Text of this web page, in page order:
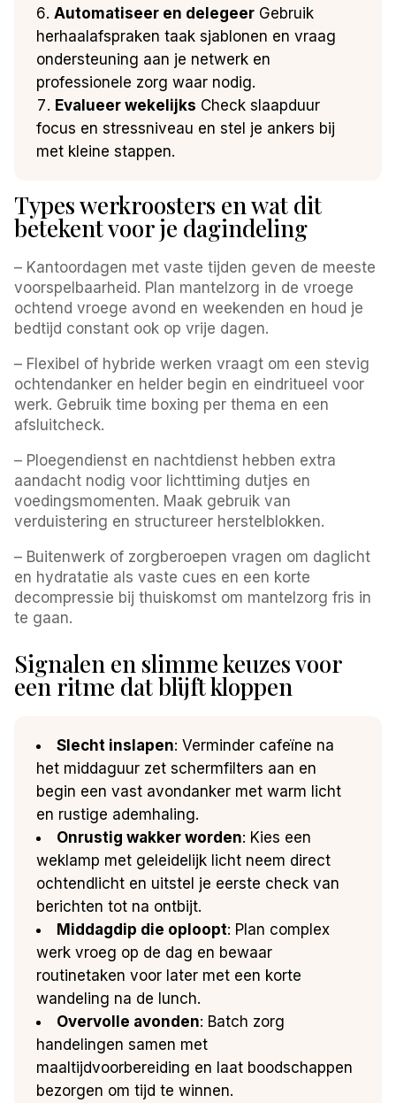
Automatiseer en delegeer Gebruik
herhaalafspraken taak sjablonen en vraag
ondersteuning aan je netwerk en
professionele zorg waar nodig.
Evalueer wekelijks Check slaapduur
focus en stressniveau en stel je ankers bij
met kleine stappen.
Types werkroosters en wat dit
betekent voor je dagindeling
– Kantoordagen met vaste tijden geven de meeste
voorspelbaarheid. Plan mantelzorg in de vroege
ochtend vroege avond en weekenden en houd je
bedtijd constant ook op vrije dagen.
– Flexibel of hybride werken vraagt om een stevig
ochtendanker en helder begin en eindritueel voor
werk. Gebruik time boxing per thema en een
afsluitcheck.
– Ploegendienst en nachtdienst hebben extra
aandacht nodig voor lichttiming dutjes en
voedingsmomenten. Maak gebruik van
verduistering en structureer herstelblokken.
– Buitenwerk of zorgberoepen vragen om daglicht
en hydratatie als vaste cues en een korte
decompressie bij thuiskomst om mantelzorg fris in
te gaan.
Signalen en slimme keuzes voor
een ritme dat blijft kloppen
Slecht inslapen: Verminder cafeïne na
het middaguur zet schermfilters aan en
begin een vast avondanker met warm licht
en rustige ademhaling.
Onrustig wakker worden: Kies een
weklamp met geleidelijk licht neem direct
ochtendlicht en uitstel je eerste check van
berichten tot na ontbijt.
Middagdip die oploopt: Plan complex
werk vroeg op de dag en bewaar
routinetaken voor later met een korte
wandeling na de lunch.
Overvolle avonden: Batch zorg
handelingen samen met
maaltijdvoorbereiding en laat boodschappen
bezorgen om tijd te winnen.